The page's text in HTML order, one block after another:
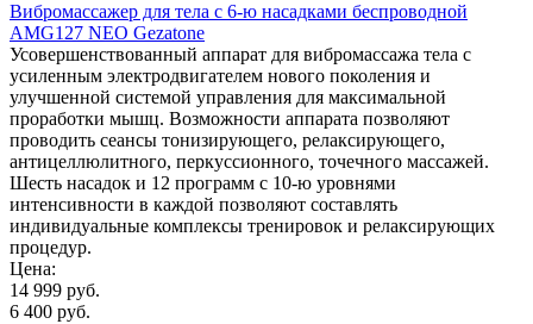
Вибромассажер для тела с 6-ю насадками беспроводной
AMG127 NEO Gezatone
Усовершенствованный аппарат для вибромассажа тела с
усиленным электродвигателем нового поколения и
улучшенной системой управления для максимальной
проработки мышц. Возможности аппарата позволяют
проводить сеансы тонизирующего, релаксирующего,
антицеллюлитного, перкуссионного, точечного массажей.
Шесть насадок и 12 программ с 10-ю уровнями
интенсивности в каждой позволяют составлять
индивидуальные комплексы тренировок и релаксирующих
процедур.
Цена:
14 999 руб.
6 400 руб.